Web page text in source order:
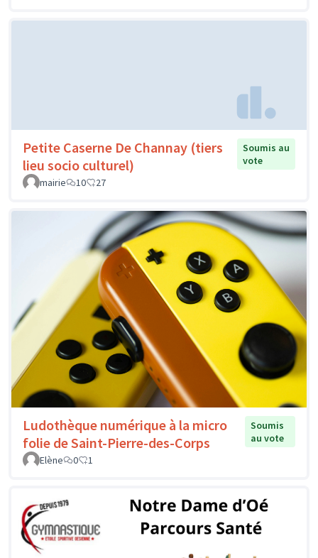
Petite Caserne De Channay (tiers
lieu socio culturel)
Soumis au
vote
mairie
10 27
Ludothèque numérique à la micro
folie de Saint-Pierre-des-Corps
Soumis
au vote
Elène
0 1